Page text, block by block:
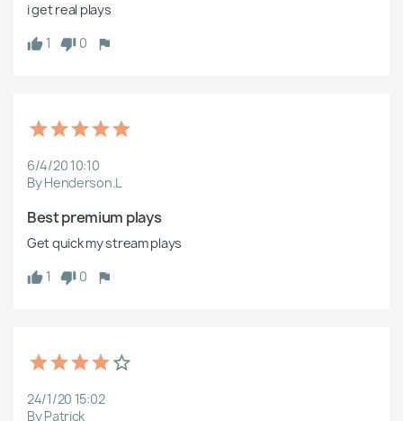
i get real plays
1
0
6/4/20 10:10
By Henderson.L
Best premium plays
Get quick my stream plays
1
0
24/1/20 15:02
By Patrick